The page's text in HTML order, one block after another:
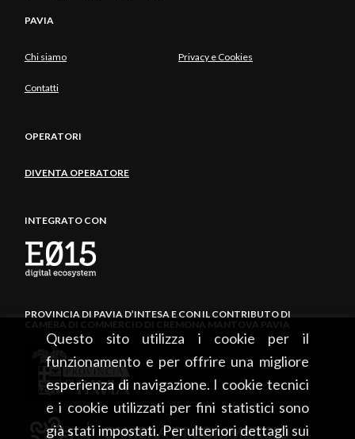
Questo sito utilizza i cookie per il
funzionamento e per offrire una migliore
esperienza di navigazione. I cookie tecnici
e i cookie utilizzati per fini statistici sono
già stati impostati. Per ulteriori dettagli sui
PAVIA
Chi siamo Privacy e Cookies
Contatti
OPERATORI
DIVENTA OPERATORE
INTEGRATO CON
PROVINCIA DI PAVIA D’INTESA E CON IL CONTRIBUTO DI
CAMERA DI COMMERCIO DI CREMONA MANTOVA PAVIA